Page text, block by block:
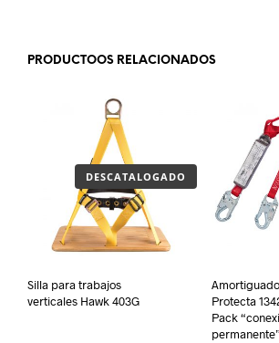
PRODUCTOOS RELACIONADOS
DESCATALOGADO
Silla para trabajos
verticales Hawk 403G
Protecta
Pack
permanente”